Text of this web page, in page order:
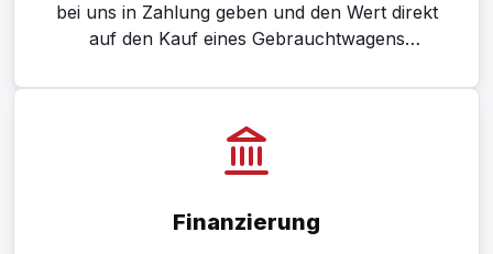
bei uns in Zahlung geben und den Wert direkt
auf den Kauf eines Gebrauchtwagens
Finanzierung